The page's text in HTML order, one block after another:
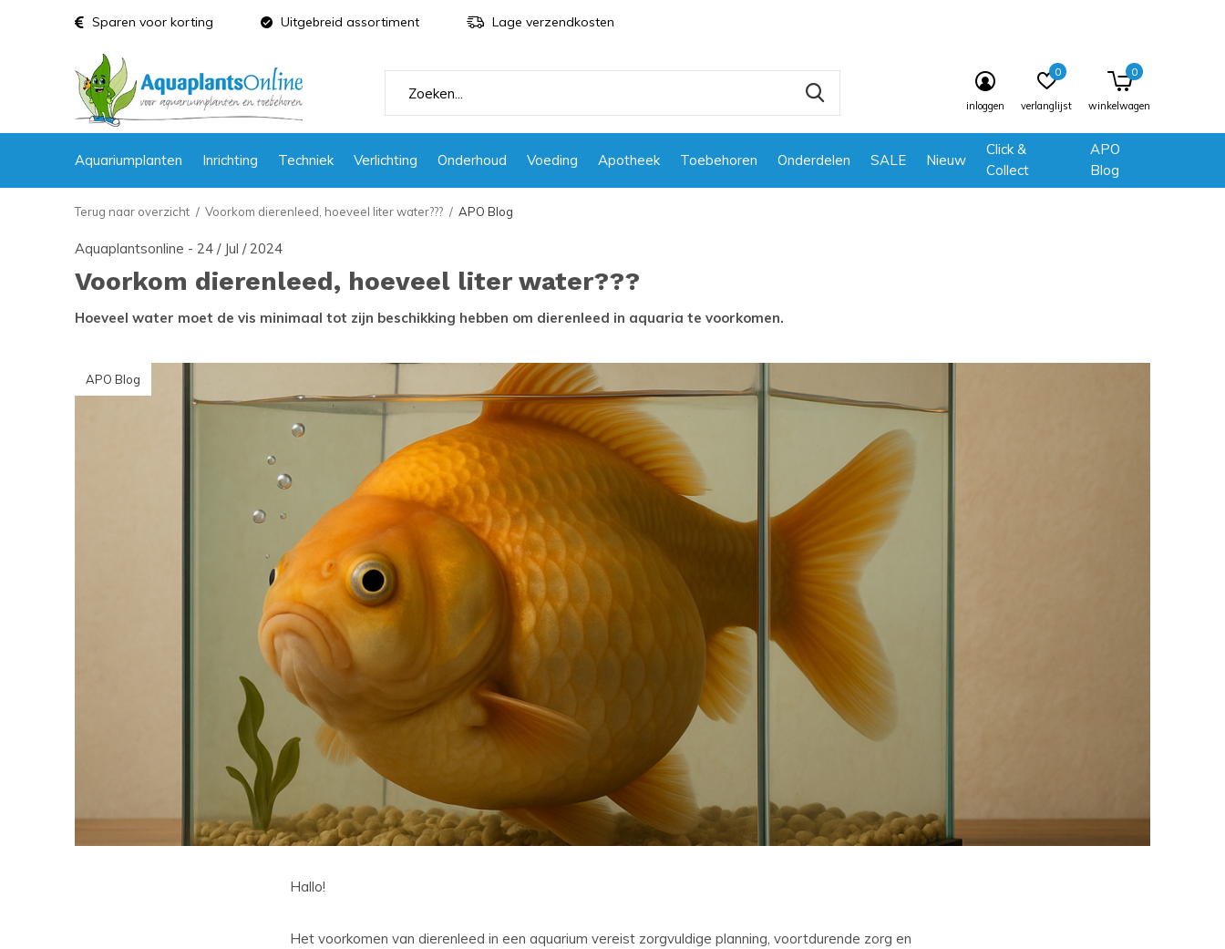
Aquariumplanten Inrichting Techniek Verlichting Onderhoud Voeding Apotheek Toebehoren Onderdelen SALE Nieuw
Click &
Collect
APO
Blog
inloggen verlanglijst
0
winkelwagen
0
Sparen voor korting Uitgebreid assortiment Lage verzendkosten
Terug naar overzicht Voorkom dierenleed, hoeveel liter water??? APO Blog
Aquaplantsonline - 24 / Jul / 2024
Voorkom dierenleed, hoeveel liter water???
Hoeveel water moet de vis minimaal tot zijn beschikking hebben om dierenleed in aquaria te voorkomen.
APO Blog
Hallo!
Het voorkomen van dierenleed in een aquarium vereist zorgvuldige planning, voortdurende zorg en